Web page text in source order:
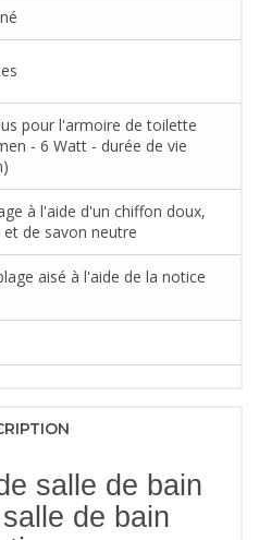
pour l'armoire de toilette
- 6 Watt - durée de vie
à l'aide d'un chiffon doux,
de savon neutre
aisé à l'aide de la notice
salle de bain
de bain